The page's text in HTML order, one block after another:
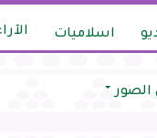
اسلاميات